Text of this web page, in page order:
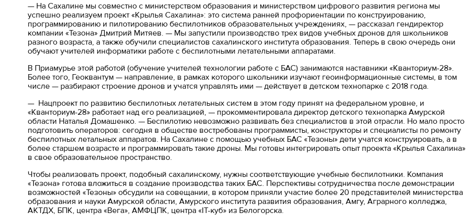
— На Сахалине мы совместно с министерством образования и министерством цифрового развития региона мы
успешно реализуем проект «Крылья Сахалина»: это система ранней профориентации по конструированию,
программированию и пилотированию беспилотников образовательных учреждениях, — рассказал гендиректор
компании «Тезона» Дмитрий Митяев. — Мы запустили производство трех видов учебных дронов для школьников
разного возраста, а также обучили специалистов сахалинского института образования. Теперь в свою очередь они
обучают учителей информатики работе с беспилотными летательными аппаратами.
В Приамурье этой работой (обучение учителей технологии работе с БАС) занимаются наставники «Кванториум-28».
Более того, Геоквантум — направление, в рамках которого школьники изучают геоинформационные системы, в том
числе — разбирают строение дронов и учатся управлять ими — действует в детском технопарке с 2018 года.
— Нацпроект по развитию беспилотных летательных систем в этом году принят на федеральном уровне, и
«Кванториум-28» работает над его реализацией, — прокомментировала директор детского технопарка Амурской
области Наталья Домашенко. — Беспилотию невозможно развивать без специалистов в этой отрасли. Но мало просто
подготовить операторов: сегодня в обществе востребованы программисты, конструкторы и специалисты по ремонту
беспилотных летальных аппаратов. На Сахалине с помощью учебных БАС «Тезоны» дети учатся конструировать, а в
более старшем возрасте и программировать такие дроны. Мы готовы интегрировать опыт проекта «Крылья Сахалина»
в свое образовательное пространство.
Чтобы реализовать проект, подобный сахалинскому, нужны соответствующие учебные беспилотники. Компания
«Тезона» готова вложиться в создание производства таких БАС. Перспективы сотрудничества после демонстрации
возможностей «Тезоны» обсудили на совещании, в котором приняли участие более 20 представителей министерства
образования и науки Амурской области, Амурского института развития образования, Амгу, Аграрного колледжа,
АКТДХ, БПК, центра «Вега», АМФЦПК, центра «IT-куб» из Белогорска.